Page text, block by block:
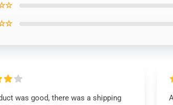
was good, there was a shipping